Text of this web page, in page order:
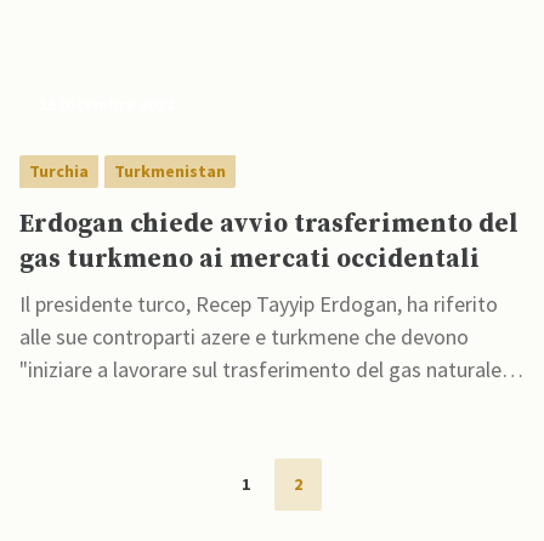
Turchia Turkmenistan
Erdogan chiede avvio trasferimento del
gas turkmeno ai mercati occidentali
Il presidente turco, Recep Tayyip Erdogan, ha riferito
alle sue controparti azere e turkmene che devono
"iniziare a lavorare sul trasferimento del gas naturale
1 2